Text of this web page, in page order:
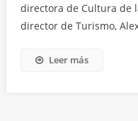
directora de Cultura de
director de Turismo,
Leer más